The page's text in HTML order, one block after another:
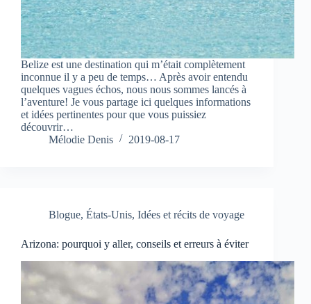
Belize est une destination qui m’était complètement
inconnue il y a peu de temps… Après avoir entendu
quelques vagues échos, nous nous sommes lancés à
l’aventure! Je vous partage ici quelques informations
et idées pertinentes pour que vous puissiez
découvrir…
Mélodie Denis
2019-08-17
Blogue, États-Unis, Idées et récits de voyage
Arizona: pourquoi y aller, conseils et erreurs à éviter